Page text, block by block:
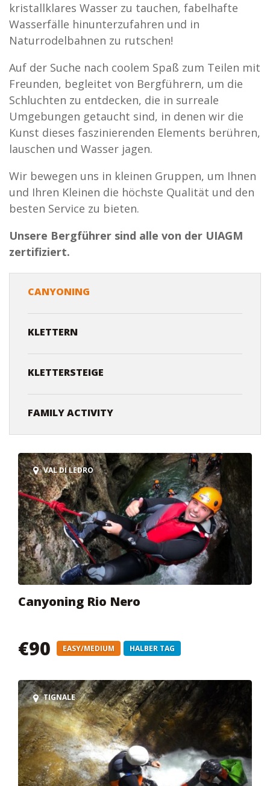
kristallklares Wasser zu tauchen, fabelhafte
Wasserfälle hinunterzufahren und in
Naturrodelbahnen zu rutschen!
Auf der Suche nach coolem Spaß zum Teilen mit
Freunden, begleitet von Bergführern, um die
Schluchten zu entdecken, die in surreale
Umgebungen getaucht sind, in denen wir die
Kunst dieses faszinierenden Elements berühren,
lauschen und Wasser jagen.
Wir bewegen uns in kleinen Gruppen, um Ihnen
und Ihren Kleinen die höchste Qualität und den
besten Service zu bieten.
Unsere Bergführer sind alle von der UIAGM
zertifiziert.
CANYONING
KLETTERN
KLETTERSTEIGE
FAMILY ACTIVITY
VAL DI LEDRO
Canyoning Rio Nero
€90 EASY/MEDIUM HALBER TAG
TIGNALE